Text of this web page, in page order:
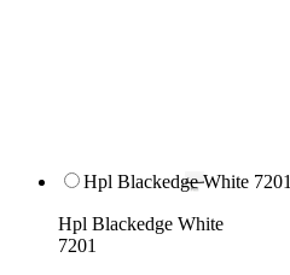
Hpl Blackedge White 7201
Hpl Blackedge White
7201